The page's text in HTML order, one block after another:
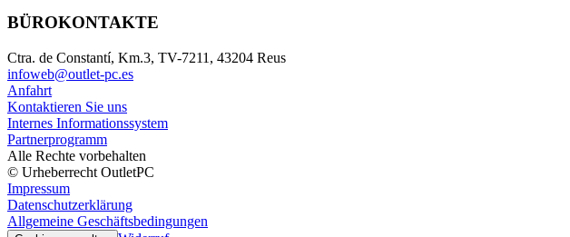
BÜROKONTAKTE
Ctra. de Constantí, Km.3, TV-7211, 43204 Reus
infoweb@outlet-pc.es
Anfahrt
Kontaktieren Sie uns
Internes Informationssystem
Partnerprogramm
Alle Rechte vorbehalten
© Urheberrecht OutletPC
Impressum
Datenschutzerklärung
Allgemeine Geschäftsbedingungen